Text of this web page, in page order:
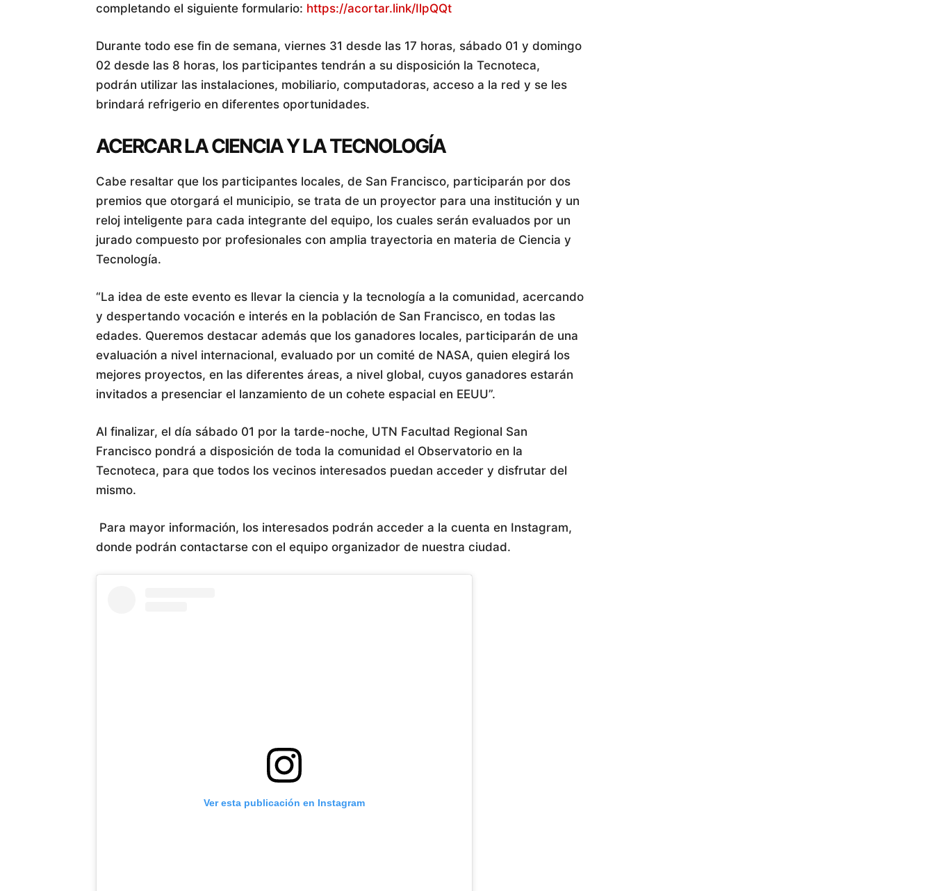
completando el siguiente formulario: https://acortar.link/IlpQQt
Durante todo ese fin de semana, viernes 31 desde las 17 horas, sábado 01 y domingo
02 desde las 8 horas, los participantes tendrán a su disposición la Tecnoteca,
podrán utilizar las instalaciones, mobiliario, computadoras, acceso a la red y se les
brindará refrigerio en diferentes oportunidades.
ACERCAR LA CIENCIA Y LA TECNOLOGÍA
Cabe resaltar que los participantes locales, de San Francisco, participarán por dos
premios que otorgará el municipio, se trata de un proyector para una institución y un
reloj inteligente para cada integrante del equipo, los cuales serán evaluados por un
jurado compuesto por profesionales con amplia trayectoria en materia de Ciencia y
Tecnología.
“La idea de este evento es llevar la ciencia y la tecnología a la comunidad, acercando
y despertando vocación e interés en la población de San Francisco, en todas las
edades. Queremos destacar además que los ganadores locales, participarán de una
evaluación a nivel internacional, evaluado por un comité de NASA, quien elegirá los
mejores proyectos, en las diferentes áreas, a nivel global, cuyos ganadores estarán
invitados a presenciar el lanzamiento de un cohete espacial en EEUU”.
Al finalizar, el día sábado 01 por la tarde-noche, UTN Facultad Regional San
Francisco pondrá a disposición de toda la comunidad el Observatorio en la
Tecnoteca, para que todos los vecinos interesados puedan acceder y disfrutar del
mismo.
Para mayor información, los interesados podrán acceder a la cuenta en Instagram,
donde podrán contactarse con el equipo organizador de nuestra ciudad.
Ver esta publicación en Instagram